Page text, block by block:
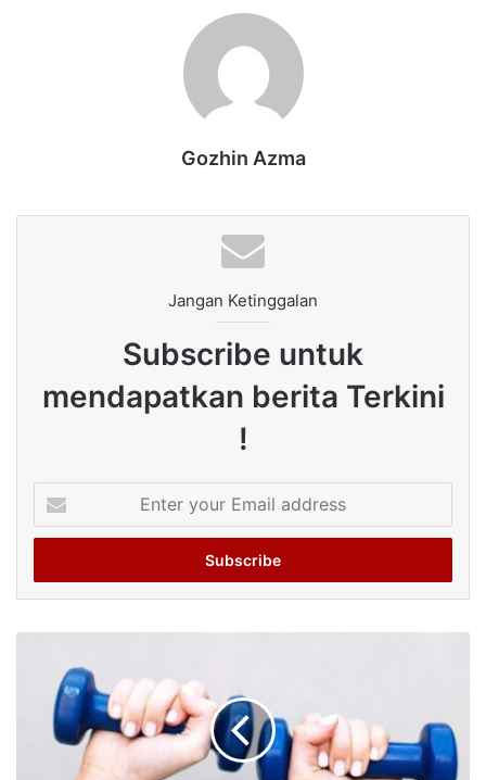
Gozhin Azma
Jangan Ketinggalan
Subscribe untuk
mendapatkan berita Terkini
!
your
Email